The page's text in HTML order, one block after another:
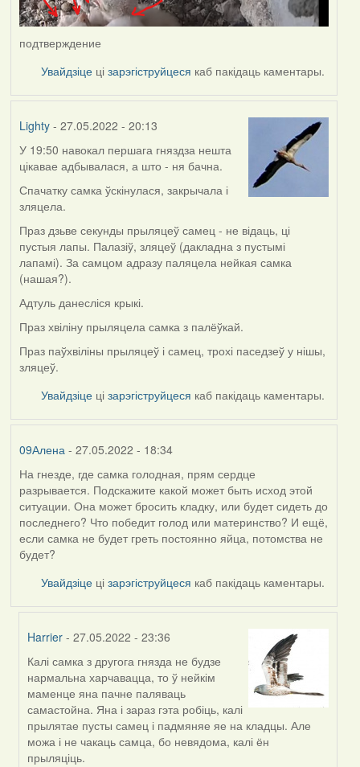
подтверждение
Увайдзіце цізарэгіструйцеся каб пакідаць каментары.
Lighty- 27.05.2022 - 20:13
У 19:50 навокал першага гняздза нешта
цікавае адбывалася, а што - ня бачна.
Спачатку самка ўскінулася, закрычала і
зляцела.
Праз дзьве секунды прыляцеў самец - не відаць, ці
пустыя лапы. Палазіў, зляцеў (дакладна з пустымі
лапамі). За самцом адразу паляцела нейкая самка
(нашая?).
Адтуль данесліся крыкі.
Праз хвіліну прыляцела самка з палёўкай.
Праз паўхвіліны прыляцеў і самец, трохі паседзеў у нішы,
зляцеў.
Увайдзіце цізарэгіструйцеся каб пакідаць каментары.
09Алена- 27.05.2022 - 18:34
На гнезде, где самка голодная, прям сердце
разрывается. Подскажите какой может быть исход этой
ситуации. Она может бросить кладку, или будет сидеть до
последнего? Что победит голод или материнство? И ещё,
если самка не будет греть постоянно яйца, потомства не
будет?
Увайдзіце цізарэгіструйцеся каб пакідаць каментары.
Harrier - 27.05.2022 - 23:36
In
reply
to
by
09Алена
Калі самка з другога гнязда не будзе
нармальна харчавацца, то ў нейкім
маменце яна пачне паляваць
самастойна. Яна і зараз гэта робіць, калі
прылятае пусты самец і падмяняе яе на кладцы. Але
можа і не чакаць самца, бо невядома, калі ён
прыляціць.